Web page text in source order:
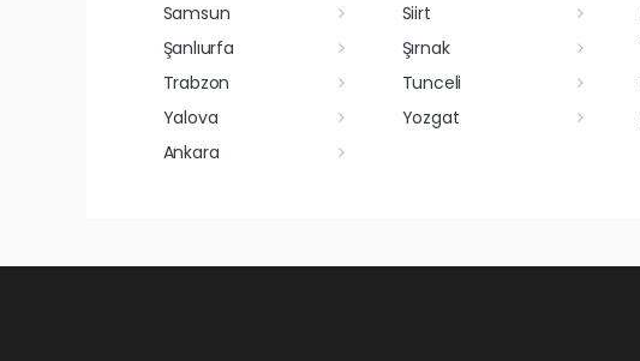
Samsun
Siirt
Şanlıurfa
Şırnak
Trabzon
Tunceli
Yalova
Yozgat
Ankara